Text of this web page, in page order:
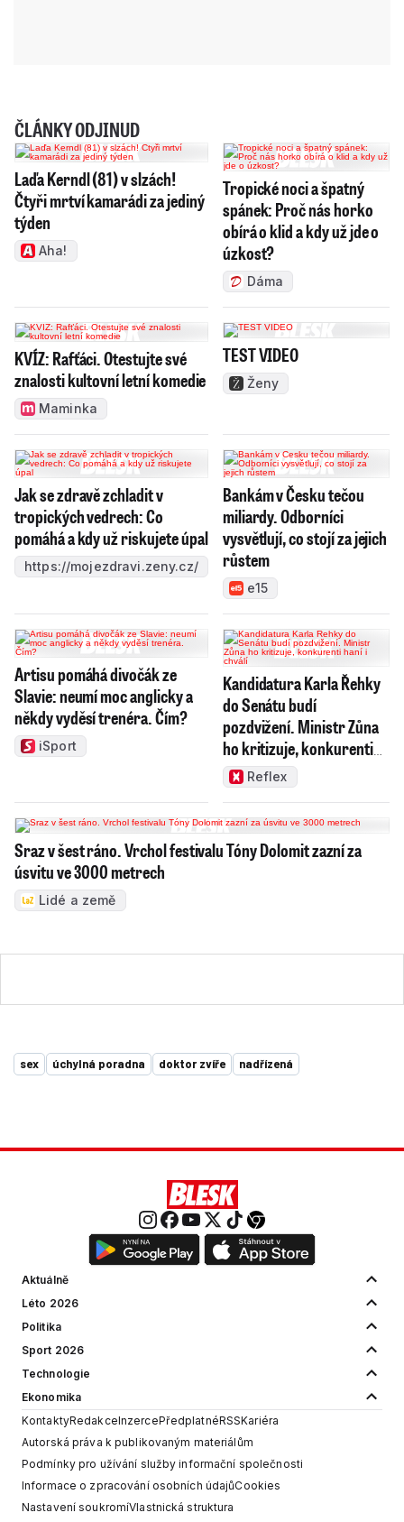
ČLÁNKY ODJINUD
Laďa Kerndl (81) v slzách!
Čtyři mrtví kamarádi za jediný
týden
Aha!
Tropické noci a špatný
spánek: Proč nás horko
obírá o klid a kdy už jde o
úzkost?
Dáma
KVÍZ: Rafťáci. Otestujte své
znalosti kultovní letní komedie
Maminka
TEST VIDEO
Ženy
Jak se zdravě zchladit v
tropických vedrech: Co
pomáhá a kdy už riskujete úpal
https://mojezdravi.zeny.cz/
Bankám v Česku tečou
miliardy. Odborníci
vysvětlují, co stojí za jejich
růstem
e15
Artisu pomáhá divočák ze
Slavie: neumí moc anglicky a
někdy vyděsí trenéra. Čím?
iSport
Kandidatura Karla Řehky
do Senátu budí
pozdvižení. Ministr Zůna
ho kritizuje, konkurenti
haní i chválí
Reflex
Sraz v šest ráno. Vrchol festivalu Tóny Dolomit zazní za
úsvitu ve 3000 metrech
Lidé a země
sex úchylná poradna doktor zvíře nadřízená
Aktuálně
Léto 2026
Politika
Sport 2026
Technologie
Ekonomika
KontaktyRedakceInzercePředplatnéRSSKariéra
Autorská práva k publikovaným materiálům
Podmínky pro užívání služby informační společnosti
Informace o zpracování osobních údajůCookies
Nastavení soukromíVlastnická struktura